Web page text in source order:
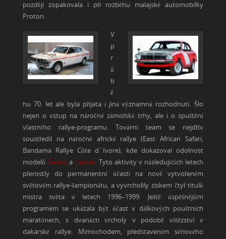
později zopakovala i při rozběhu malajské automobilky
Proton.
V
p
r
ů
b
ě
hu 70. let ale byla přijata i jiná významná rozhodnutí. Šlo
nejen o vstup na náročné zámořské trhy, ale i o spuštění
vlastního rallye-programu. Tovární team se nejdřív
soustředil na náročné africké rallye (East African Safari,
Bandama Rallye Côte d´Ivore), kde dokazoval odolnost
modelůGalant a Lancer. Tyto aktivity v následujících letech
přerostly do permanentní účasti na nově vytvořeném
světovém rallye-šampionátu, a vyvrcholily ziskem čtyř titulů
mistra světa v letech 1996–1999. Ještě úspěšnějším
programem se ukázala být účast v dálkových pouštních
maratónech, s dvanácti vrcholy v podobě vítězství v
dakarské rallye. Mimochodem, představením sériového